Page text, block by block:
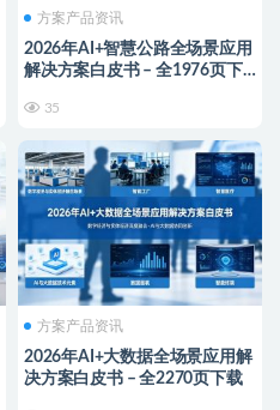
方案产品资讯
2026年AI+智慧公路全场景应用
解决方案白皮书 – 全1976页下
35
方案产品资讯
2026年AI+大数据全场景应用解
决方案白皮书 – 全2270页下载